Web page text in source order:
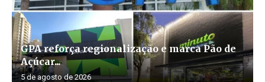
GPA reforça regionalização e marca Pão de
Açúcar...
5 de agosto de 2026